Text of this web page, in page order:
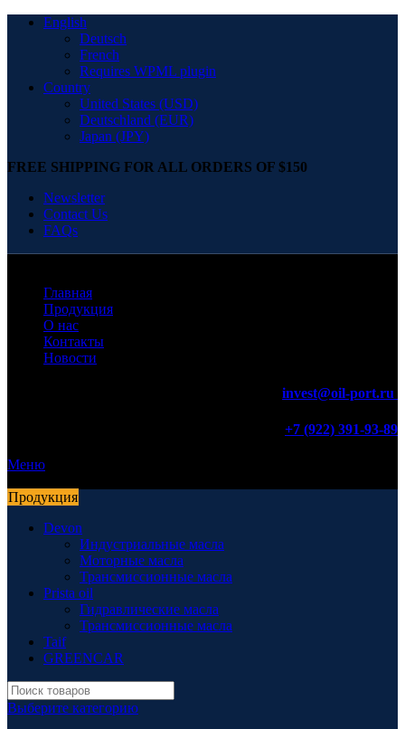
English
Deutsch
French
Requires WPML plugin
Country
United States (USD)
Deutschland (EUR)
Japan (JPY)
FREE SHIPPING FOR ALL ORDERS OF $150
Newsletter
Contact Us
FAQs
Главная
Продукция
О нас
Контакты
Новости
invest@oil-port.ru
+7 (922) 391-93-89
Меню
Продукция
Devon
Индустриальные масла
Моторные масла
Трансмиссионные масла
Prista oil
Гидравлические масла
Трансмиссионные масла
Taif
GREENCAR
Выберите категорию